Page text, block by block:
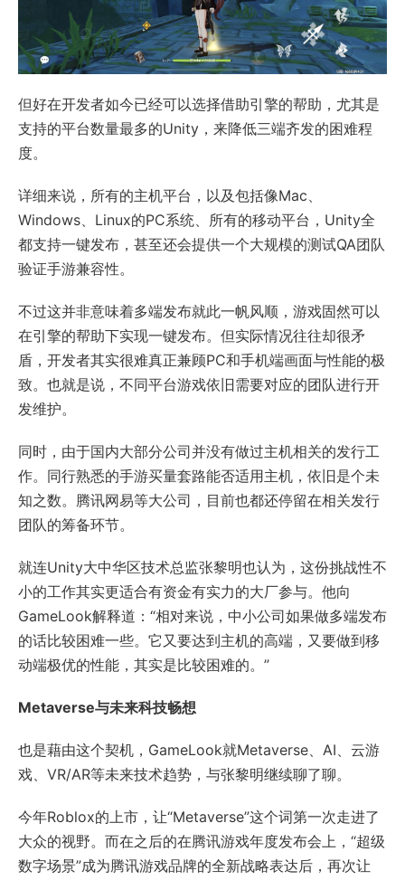
但好在开发者如今已经可以选择借助引擎的帮助，尤其是
支持的平台数量最多的Unity，来降低三端齐发的困难程
度。
详细来说，所有的主机平台，以及包括像Mac、
Windows、Linux的PC系统、所有的移动平台，Unity全
都支持一键发布，甚至还会提供一个大规模的测试QA团队
验证手游兼容性。
不过这并非意味着多端发布就此一帆风顺，游戏固然可以
在引擎的帮助下实现一键发布。但实际情况往往却很矛
盾，开发者其实很难真正兼顾PC和手机端画面与性能的极
致。也就是说，不同平台游戏依旧需要对应的团队进行开
发维护。
同时，由于国内大部分公司并没有做过主机相关的发行工
作。同行熟悉的手游买量套路能否适用主机，依旧是个未
知之数。腾讯网易等大公司，目前也都还停留在相关发行
团队的筹备环节。
就连Unity大中华区技术总监张黎明也认为，这份挑战性不
小的工作其实更适合有资金有实力的大厂参与。他向
GameLook解释道：“相对来说，中小公司如果做多端发布
的话比较困难一些。它又要达到主机的高端，又要做到移
动端极优的性能，其实是比较困难的。”
Metaverse与未来科技畅想
也是藉由这个契机，GameLook就Metaverse、AI、云游
戏、VR/AR等未来技术趋势，与张黎明继续聊了聊。
今年Roblox的上市，让“Metaverse”这个词第一次走进了
大众的视野。而在之后的在腾讯游戏年度发布会上，“超级
数字场景”成为腾讯游戏品牌的全新战略表达后，再次让